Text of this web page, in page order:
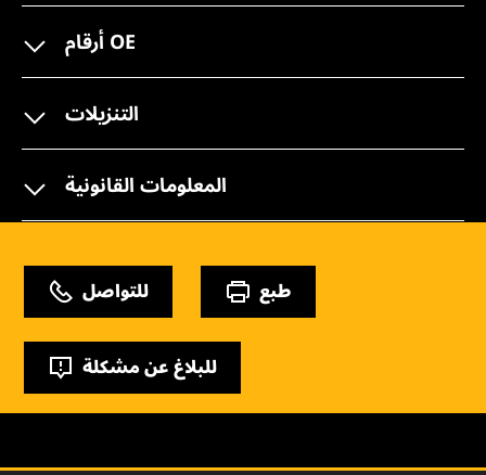
أرقام OE
التنزيلات
المعلومات القانونية
للتواصل طبع
للبلاغ عن مشكلة